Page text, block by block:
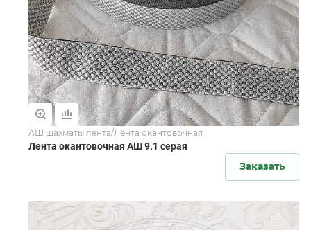
АШ шахматы лента/Лента окантовочная
Лента окантовочная АШ 9.1 серая
Заказать